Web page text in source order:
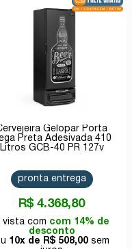
Gelopar Porta
Preta Adesivada 410
Litros GCB-40 PR 127v
R$ 4.368,80
com 14% de
desconto
10x de
R$ 508,00
pronta entrega